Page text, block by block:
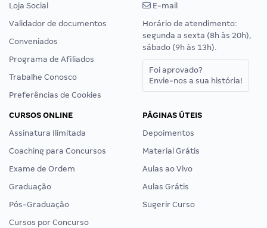
Loja Social
Validador de documentos
Conveniados
Programa de Afiliados
Trabalhe Conosco
Preferências de Cookies
E-mail
Horário de atendimento:
segunda a sexta (8h às 20h),
sábado (9h às 13h).
Foi aprovado?
Envie-nos a sua história!
CURSOS ONLINE
Assinatura Ilimitada
Coaching para Concursos
Exame de Ordem
Graduação
Pós-Graduação
Cursos por Concurso
PÁGINAS ÚTEIS
Depoimentos
Material Grátis
Aulas ao Vivo
Aulas Grátis
Sugerir Curso